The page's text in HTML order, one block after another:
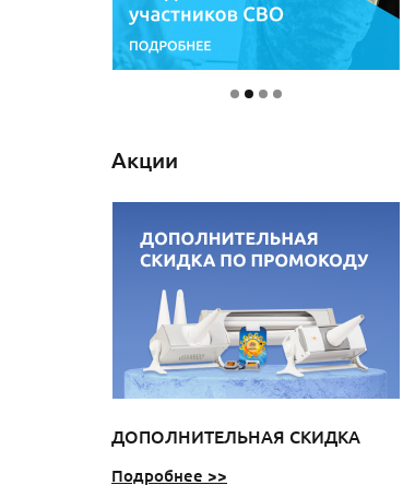
Акции
ДОПОЛНИТЕЛЬНАЯ СКИДКА
Подробнее >>